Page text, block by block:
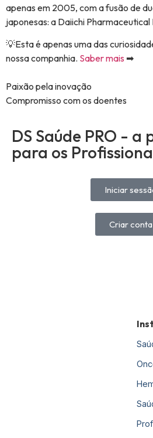
apenas em 2005, com a fusão de
japonesas: a Daiichi
💡Esta é apenas uma das
nossa companhia. Saber mais ➡
Paixão pela inovação​
Compromisso com os doentes​
DS Saúde PRO -
para os
Iniciar
Criar conta